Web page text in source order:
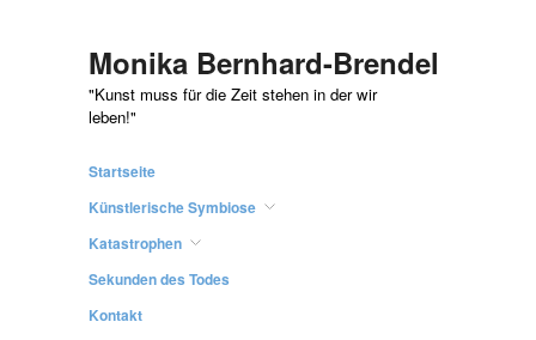
Monika Bernhard-Brendel
"Kunst muss für die Zeit stehen in der wir
leben!"
Startseite
Künstlerische Symbiose
Katastrophen
Sekunden des Todes
Kontakt